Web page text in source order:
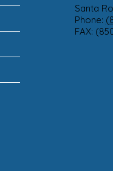
Santa
Phone:
FAX: